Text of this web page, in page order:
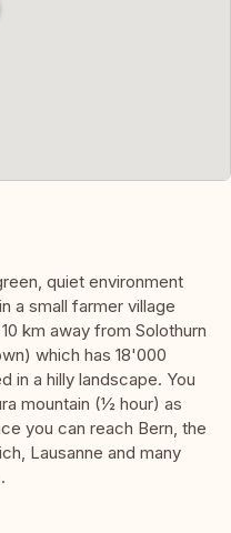
quiet environment
a small farmer village
km away from Solothurn
which has 18'000
in a hilly landscape. You
mountain (½ hour) as
you can reach Bern, the
Lausanne and many